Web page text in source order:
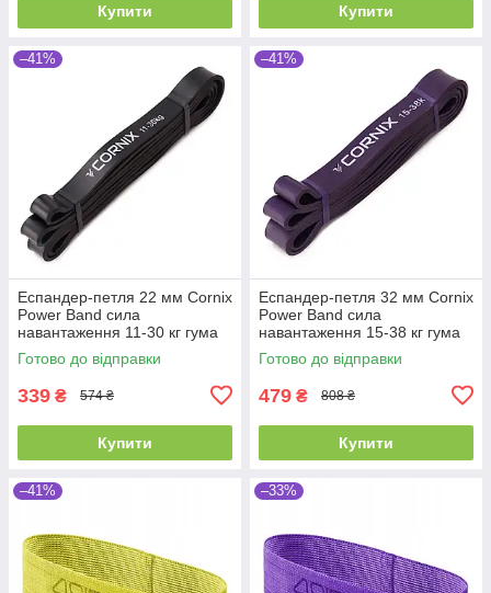
Купити Купити
–41%
Еспандер-петля 22 мм Cornix
Power Band сила
навантаження 11-30 кг гума
для фітнесу спорту
Готово до відправки
339 ₴ 574 ₴
Купити
–41%
Еспандер-петля 32 мм Cornix
Power Band сила
навантаження 15-38 кг гума
для фітнесу та спорту
Готово до відправки
479 ₴ 808 ₴
Купити
–41% –33%